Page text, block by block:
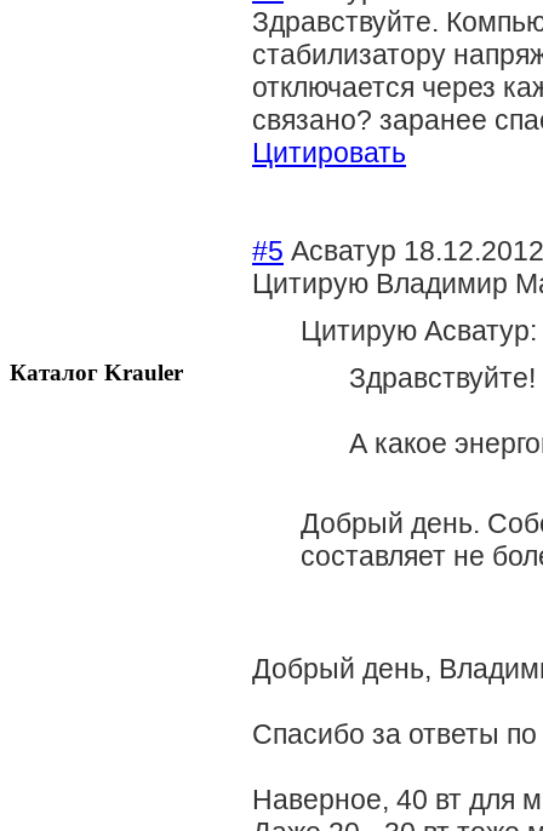
Каталог Krauler
Здравствуйте.
стабилизатору
отключается через
связано? заранее
Цитировать
#5 Асватур
Цитирую Владимир
Цитирую Асватур:
Здравствуйте!
А какое
Добрый день.
составляет не
Добрый день,
Спасибо за ответы
Наверное, 40 вт для